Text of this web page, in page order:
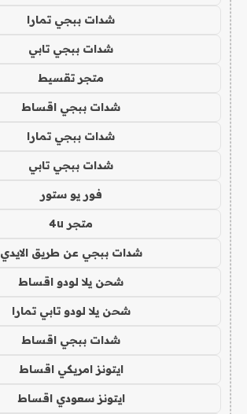
شدات ببجي تمارا
شدات ببجي تابي
متجر تقسيط
شدات ببجي اقساط
شدات ببجي تمارا
شدات ببجي تابي
فور يو ستور
متجر 4u
شدات ببجي عن طريق الايدي
شحن يلا لودو اقساط
شحن يلا لودو تابي تمارا
شدات ببجي اقساط
ايتونز امريكي اقساط
ايتونز سعودي اقساط